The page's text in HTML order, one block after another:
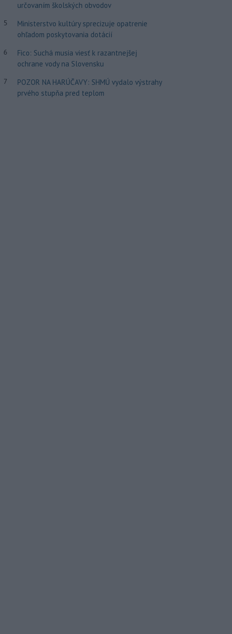
určovaním školských obvodov
5
Ministerstvo kultúry sprecizuje opatrenie
ohľadom poskytovania dotácií
6
Fico: Suchá musia viesť k razantnejšej
ochrane vody na Slovensku
7
POZOR NA HARÚČAVY: SHMÚ vydalo výstrahy
prvého stupňa pred teplom